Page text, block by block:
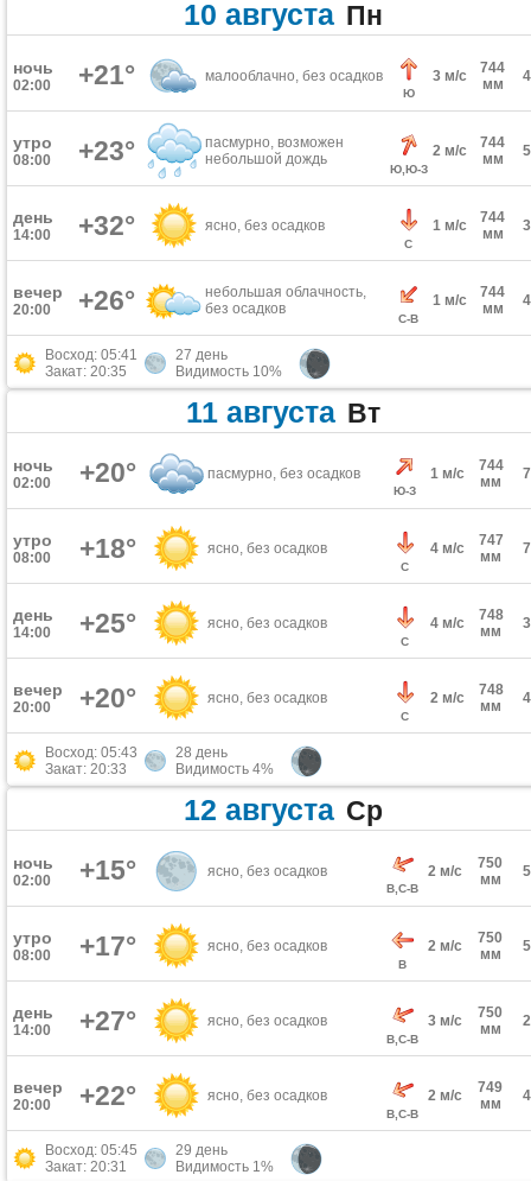
10 августа Пн
ночь
02:00 +21° малооблачно, без осадков
Ю
3 м/с
744
мм
утро
08:00 +23°
пасмурно, возможен
небольшой дождь
Ю,Ю-З
2 м/с
744
мм
день
14:00 +32° ясно, без осадков
С
1 м/с
744
мм
вечер
20:00 +26°
небольшая облачность,
без осадков
С-В
1 м/с
744
мм
Восход: 05:41
Закат: 20:35
27 день
Видимость 10%
11 августа Вт
ночь
02:00 +20° пасмурно, без осадков
Ю-З
1 м/с
744
мм
утро
08:00 +18° ясно, без осадков
С
4 м/с
747
мм
день
14:00 +25° ясно, без осадков
С
4 м/с
748
мм
вечер
20:00 +20° ясно, без осадков
С
2 м/с
748
мм
Восход: 05:43
Закат: 20:33
28 день
Видимость 4%
12 августа Ср
ночь
02:00 +15° ясно, без осадков
В,С-В
2 м/с
750
мм
утро
08:00 +17° ясно, без осадков
В
2 м/с
750
мм
день
14:00 +27° ясно, без осадков
В,С-В
3 м/с
750
мм
вечер
20:00 +22° ясно, без осадков
В,С-В
2 м/с
749
мм
Восход: 05:45
Закат: 20:31
29 день
Видимость 1%